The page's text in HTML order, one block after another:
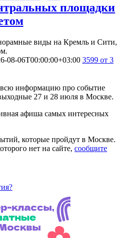
площадки
виды на Кремль и Сити,
08-06T00:00:00+03:00 3599 от 3
информацию про событие
27 и 28 июля в Москве.
афиша самых интересных
которые пройдут в Москве.
нет на сайте, сообщите